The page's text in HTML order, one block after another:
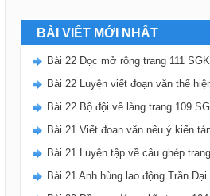
BÀI VIẾT MỚI NHẤT